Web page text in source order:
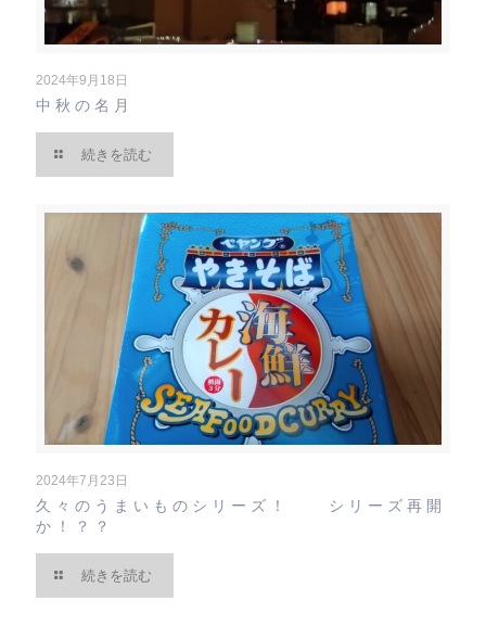
2024年9月18日
中秋の名月
続きを読む
2024年7月23日
久々のうまいものシリーズ！ シリーズ再開
か！？？
続きを読む